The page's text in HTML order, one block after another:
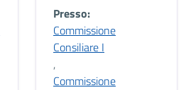
Presso:
Commissione
Consiliare I
,
Commissione